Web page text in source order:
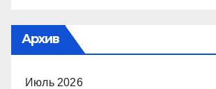
Архив
Июль 2026